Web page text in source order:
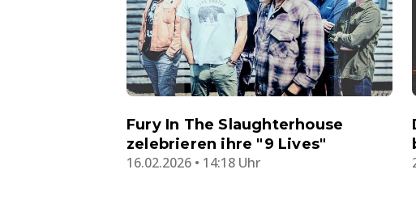
Fury In The Slaughterhouse
zelebrieren ihre "9 Lives"
16.02.2026 • 14:18 Uhr